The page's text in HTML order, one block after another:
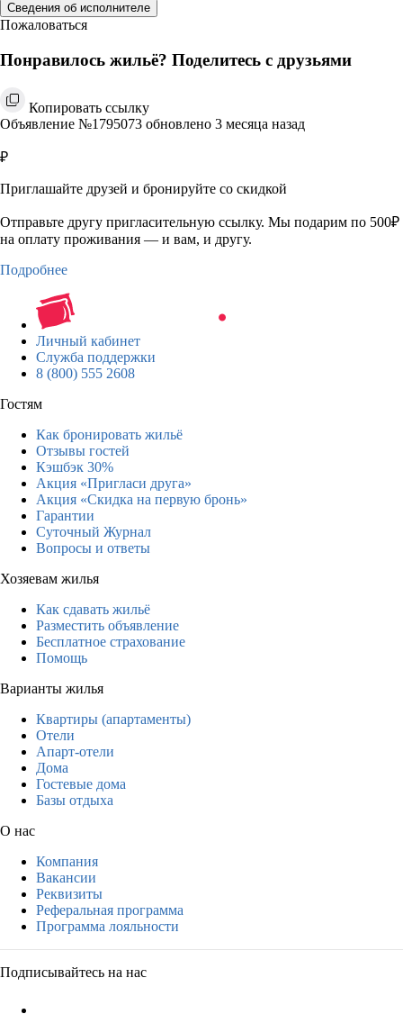
Сведения об исполнителе
Пожаловаться
Понравилось жильё? Поделитесь с друзьями
Копировать ссылку
Объявление №1795073 обновлено 3 месяца назад
₽
Приглашайте друзей и бронируйте со скидкой
Отправьте другу пригласительную ссылку. Мы подарим по 500₽
на оплату проживания — и вам, и другу.
Подробнее
Личный кабинет
Служба поддержки
8 (800) 555 2608
Гостям
Как бронировать жильё
Отзывы гостей
Кэшбэк 30%
Акция «Пригласи друга»
Акция «Скидка на первую бронь»
Гарантии
Суточный Журнал
Вопросы и ответы
Хозяевам жилья
Как сдавать жильё
Разместить объявление
Бесплатное страхование
Помощь
Варианты жилья
Квартиры (апартаменты)
Отели
Апарт-отели
Дома
Гостевые дома
Базы отдыха
О нас
Компания
Вакансии
Реквизиты
Реферальная программа
Программа лояльности
Подписывайтесь на нас